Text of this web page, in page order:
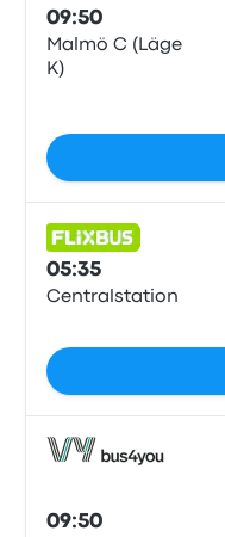
09:50
Malmö C (Läge
K)
05:35
Centralstation
09:50